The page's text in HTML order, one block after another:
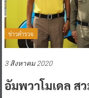
ข่าวตำรวจ
3 สิงหาคม 2020
อัมพวาโมเดล ส